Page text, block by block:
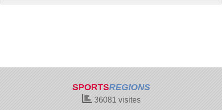
SPORTSREGIONS
36081 visites